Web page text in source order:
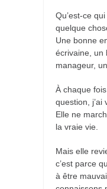
Qu’est-ce
quelque
Une bonne
écrivaine, un
manageur,
À chaque
question, j’ai
Elle ne
la vraie vie.
Mais elle
c’est parce
à être